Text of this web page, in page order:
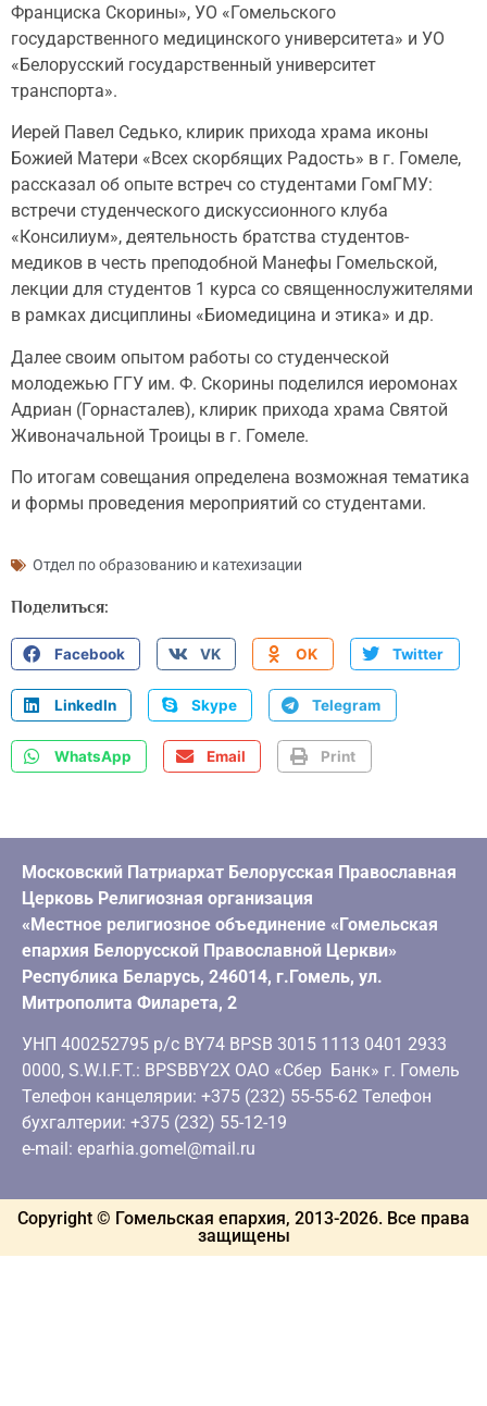
Франциска Скорины», УО «Гомельского
государственного медицинского университета» и УО
«Белорусский государственный университет
транспорта».
Иерей Павел Седько, клирик прихода храма иконы
Божией Матери «Всех скорбящих Радость» в г. Гомеле,
рассказал об опыте встреч со студентами ГомГМУ:
встречи студенческого дискуссионного клуба
«Консилиум», деятельность братства студентов-
медиков в честь преподобной Манефы Гомельской,
лекции для студентов 1 курса со священнослужителями
в рамках дисциплины «Биомедицина и этика» и др.
Далее своим опытом работы со студенческой
молодежью ГГУ им. Ф. Скорины поделился иеромонах
Адриан (Горнасталев), клирик прихода храма Святой
Живоначальной Троицы в г. Гомеле.
По итогам совещания определена возможная тематика
и формы проведения мероприятий со студентами.
Отдел по образованию и катехизации
Поделиться:
Facebook VK OK Twitter
LinkedIn Skype Telegram
WhatsApp Email Print
Московский Патриархат Белорусская Православная
Церковь Религиозная организация
«Местное религиозное объединение «Гомельская
епархия Белорусской Православной Церкви»
Республика Беларусь, 246014, г.Гомель, ул.
Митрополита Филарета, 2
УНП 400252795 р/с BY74 BPSB 3015 1113 0401 2933
0000, S.W.I.F.T.: BPSBBY2X ОАО «Сбер Банк» г. Гомель
Телефон канцелярии: +375 (232) 55-55-62 Телефон
бухгалтерии: +375 (232) 55-12-19
e-mail: eparhia.gomel@mail.ru
Copyright © Гомельская епархия, 2013-2026. Все права
защищены